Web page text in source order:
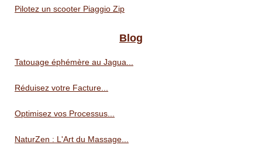
Pilotez un scooter Piaggio Zip
Blog
Tatouage éphémère au Jagua...
Réduisez votre Facture...
Optimisez vos Processus...
NaturZen : L'Art du Massage...